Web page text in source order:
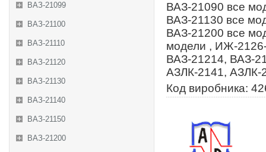
ВАЗ-21099
ВАЗ-21100
ВАЗ-21110
ВАЗ-21120
ВАЗ-21130
ВАЗ-21140
ВАЗ-21150
ВАЗ-21200
ВАЗ-21090 все
ВАЗ-21130 все
ВАЗ-21200 все
модели , ИЖ-
ВАЗ-21214, ВАЗ-
АЗЛК-2141, АЗЛК-
Код виробника: